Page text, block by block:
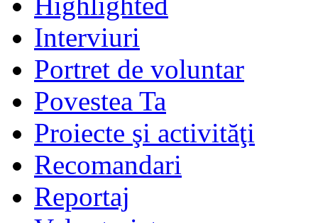
Interviuri
Portret de voluntar
Povestea Ta
Proiecte şi activităţi
Recomandari
Reportaj